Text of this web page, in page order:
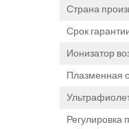
Страна
Срок
Ионизатор
Плазменная
Регулировка